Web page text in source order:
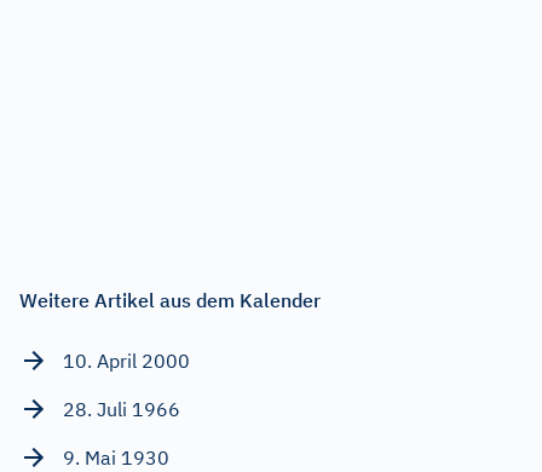
Weitere Artikel aus dem Kalender
10. April 2000
28. Juli 1966
9. Mai 1930